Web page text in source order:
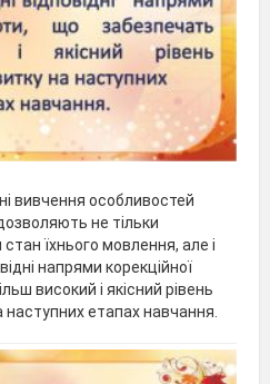
вивчення особливостей
не тільки
стан їхнього мовлення, але і
напрями корекційної
високий і якісний рівень
етапах навчання.